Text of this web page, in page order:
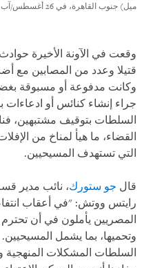
ميل) جنوب القاهرة، في 26 أغسطس/آب 2013.
وقعت في الآونة الأخيرة
قتيلا وعدد من المصابين مع
وكانت مدفوعة أو مسبوقة
جراء إنشاء كنائس أو
السلطات بتوقيف مشتبهين،
القضاء، ما هيأ لمناخ من
التي تستهدف المسيحيين.
قال جو ستورك، نائب مدير
المصريين يأملون في أن تحترم
وتحميها، بما يشمل
السلطات المشكلات المنهجية